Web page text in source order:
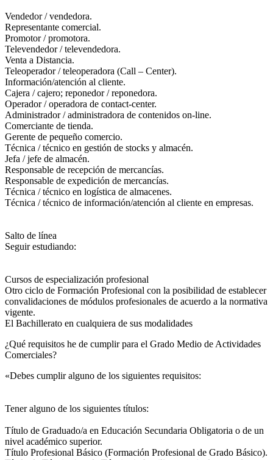
Vendedor / vendedora.
Representante comercial.
Promotor / promotora.
Televendedor / televendedora.
Venta a Distancia.
Teleoperador / teleoperadora (Call – Center).
Información/atención al cliente.
Cajera / cajero; reponedor / reponedora.
Operador / operadora de contact-center.
Administrador / administradora de contenidos on-line.
Comerciante de tienda.
Gerente de pequeño comercio.
Técnica / técnico en gestión de stocks y almacén.
Jefa / jefe de almacén.
Responsable de recepción de mercancías.
Responsable de expedición de mercancías.
Técnica / técnico en logística de almacenes.
Técnica / técnico de información/atención al cliente en empresas.
Salto de línea
Seguir estudiando:
Cursos de especialización profesional
Otro ciclo de Formación Profesional con la posibilidad de establecer
convalidaciones de módulos profesionales de acuerdo a la normativa
vigente.
El Bachillerato en cualquiera de sus modalidades
¿Qué requisitos he de cumplir para el Grado Medio de Actividades
Comerciales?
«Debes cumplir alguno de los siguientes requisitos:
Tener alguno de los siguientes títulos:
Título de Graduado/a en Educación Secundaria Obligatoria o de un
nivel académico superior.
Título Profesional Básico (Formación Profesional de Grado Básico).